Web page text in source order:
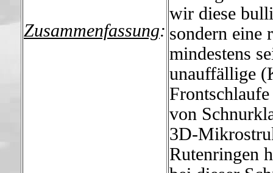
Zusammenfassung:
wir diese
sondern eine
mindestens
unauffällige
von
3D-
Rutenringen